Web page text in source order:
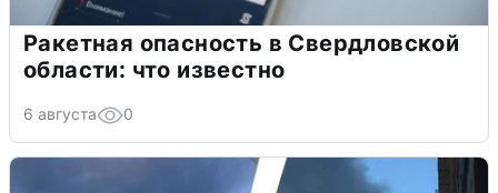
Ракетная опасность в Свердловской
области: что известно
6 августа 0